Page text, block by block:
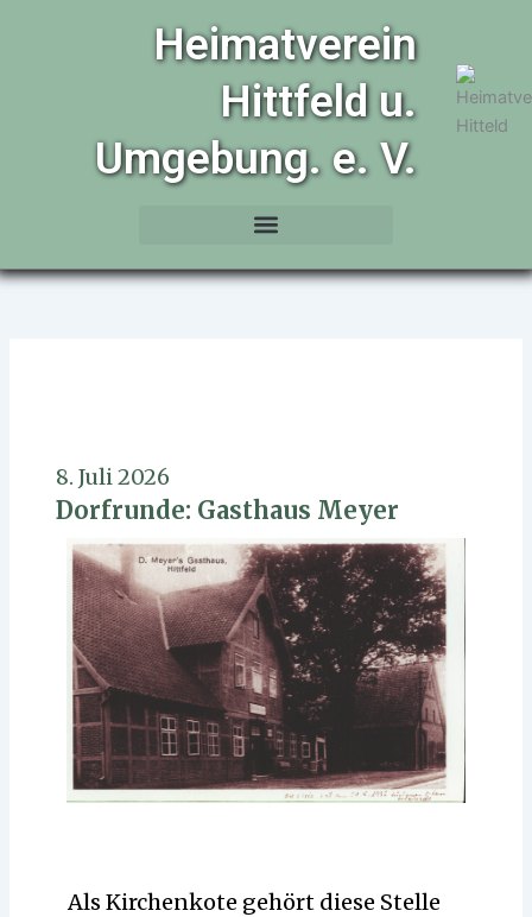
Heimatverein
Hittfeld u.
Umgebung. e. V.
8. Juli 2026
Dorfrunde: Gasthaus Meyer
Als Kirchenkote gehört diese Stelle